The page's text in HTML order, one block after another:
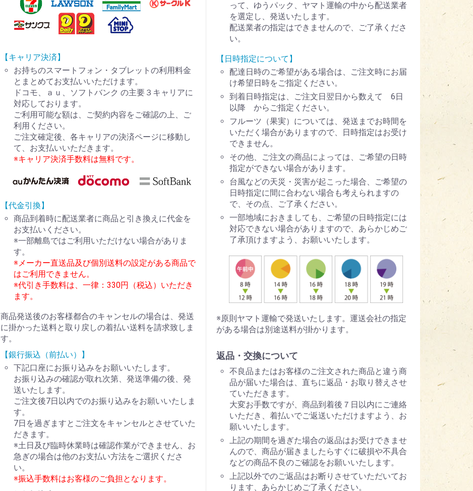
【キャリア決済】
お持ちのスマートフォン・タブレットの利用料金
とまとめてお支払いいただけます。
ドコモ、ａｕ、ソフトバンク の主要３キャリアに
対応しております。
ご利用可能な額は、ご契約内容をご確認の上、ご
利用ください。
ご注文確定後、各キャリアの決済ページに移動し
て、お支払いいただきます。
※キャリア決済手数料は無料です。
【代金引換】
商品到着時に配送業者に商品と引き換えに代金を
お支払いください。
※一部離島ではご利用いただけない場合がありま
す。
※メーカー直送品及び個別送料の設定がある商品で
はご利用できません。
※代引き手数料は、一律：330円（税込）いただき
ます。
商品発送後のお客様都合のキャンセルの場合は、発送
に掛かった送料と取り戻しの着払い送料を請求致しま
す。
【銀行振込（前払い）】
下記口座にお振り込みをお願いいたします。
お振り込みの確認が取れ次第、発送準備の後、発
送いたします。
ご注文後7日以内でのお振り込みをお願いいたしま
す。
7日を過ぎますとご注文をキャンセルとさせていた
だきます。
※土日及び臨時休業時は確認作業ができません、お
急ぎの場合は他のお支払い方法をご選択くださ
い。
※振込手数料はお客様のご負担となります。
って、ゆうパック、ヤマト運輸の中から配送業者
を選定し、発送いたします。
配送業者の指定はできませんので、ご了承くださ
い。
【日時指定について】
配達日時のご希望がある場合は、ご注文時にお届
け希望日時をご指定ください。
到着日時指定は、ご注文日翌日から数えて 6日
以降 からご指定ください。
フルーツ（果実）については、発送までお時間を
いただく場合がありますので、日時指定はお受け
できません。
その他、ご注文の商品によっては、ご希望の日時
指定ができない場合があります。
台風などの天災・災害が起こった場合、ご希望の
日時指定に間に合わない場合も考えられますの
で、その点、ご了承ください。
一部地域におきましても、ご希望の日時指定には
対応できない場合がありますので、あらかじめご
了承頂けますよう、お願いいたします。
※原則ヤマト運輸で発送いたします。運送会社の指定
がある場合は別途送料が掛かります。
返品・交換について
不良品またはお客様のご注文された商品と違う商
品が届いた場合は、直ちに返品・お取り替えさせ
ていただきます。
大変お手数ですが、商品到着後７日以内にご連絡
いただき、着払いでご返送いただけますよう、お
願いいたします。
上記の期間を過ぎた場合の返品はお受けできませ
んので、商品が届きましたらすぐに破損や不具合
などの商品不良のご確認をお願いいたします。
上記以外でのご返品はお断りさせていただいてお
ります、あらかじめご了承ください。